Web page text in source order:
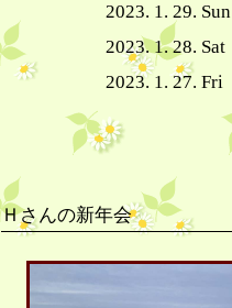
2023. 1. 29. Sun
2023. 1. 28. Sat
2023. 1. 27. Fri
Ｈさんの新年会